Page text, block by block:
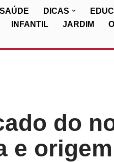
DICAS
INFANTIL JARDIM
do
e